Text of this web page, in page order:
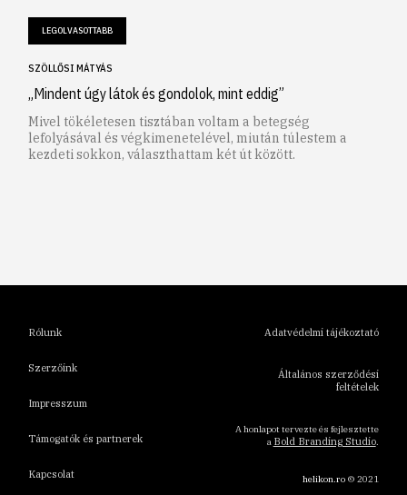
LEGOLVASOTTABB
SZÖLLŐSI MÁTYÁS
„Mindent úgy látok és gondolok, mint eddig”
Mivel tökéletesen tisztában voltam a betegség
lefolyásával és végkimenetelével, miután túlestem a
kezdeti sokkon, választhattam két út között.
Rólunk
Szerzőink
Impresszum
Támogatók és partnerek
Kapcsolat
Adatvédelmi tájékoztató
Általános szerződési
feltételek
A honlapot tervezte és fejlesztette
a Bold Branding Studio.
helikon.ro© 2021